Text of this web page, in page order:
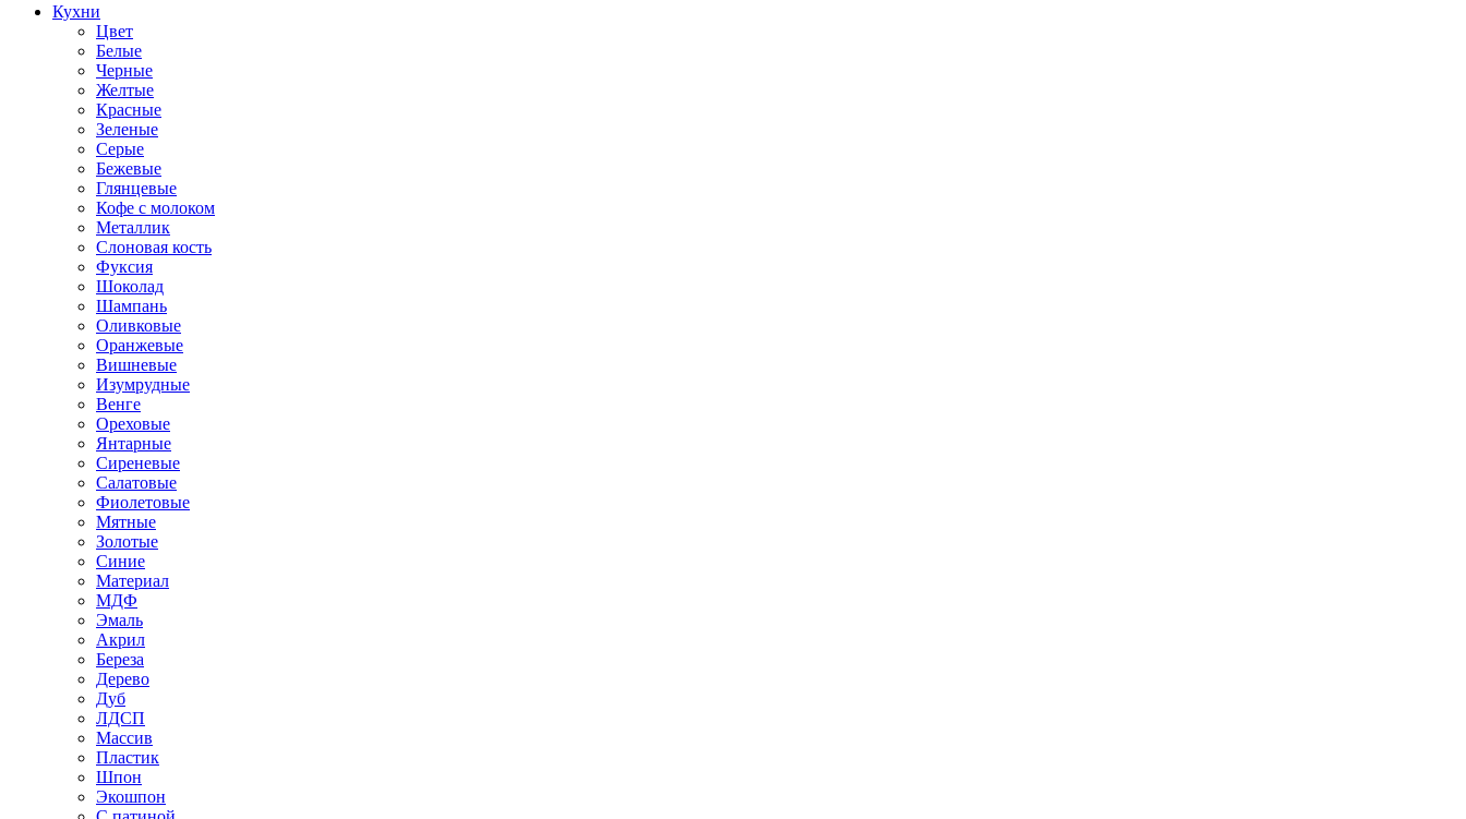
Кухни
Цвет
Белые
Черные
Желтые
Красные
Зеленые
Серые
Бежевые
Глянцевые
Кофе с молоком
Металлик
Слоновая кость
Фуксия
Шоколад
Шампань
Оливковые
Оранжевые
Вишневые
Изумрудные
Венге
Ореховые
Янтарные
Сиреневые
Салатовые
Фиолетовые
Мятные
Золотые
Синие
Материал
МДФ
Эмаль
Акрил
Береза
Дерево
Дуб
ЛДСП
Массив
Пластик
Шпон
Экошпон